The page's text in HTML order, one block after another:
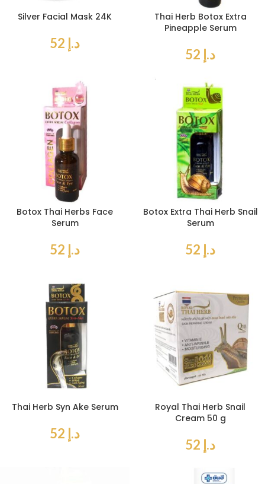
Silver Facial Mask 24K
د.إ
Thai Herb Botox Extra
Pineapple Serum
د.إ
Botox Thai Herbs Face
Serum
د.إ
Botox Extra Thai Herb Snail
Serum
د.إ
Thai Herb Syn Ake Serum
د.إ
Royal Thai Herb Snail
Cream 50 g
د.إ